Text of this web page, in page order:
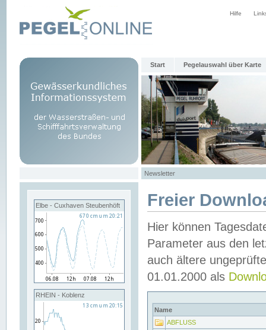
Hilfe
Start Pegelauswahl über Karte
Newsletter
Elbe - Cuxhaven Steubenhöft
RHEIN - Koblenz
Freier
Hier können
Parameter aus den
auch ältere
01.01.2000 als
Name
ABFLUSS